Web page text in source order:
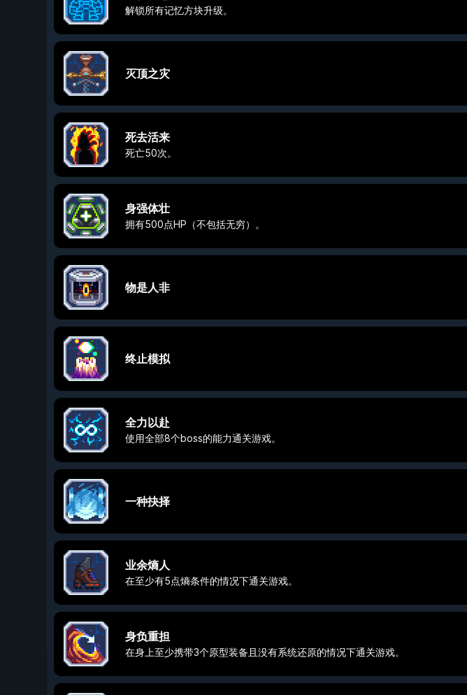
解锁所有记忆方块升级。
灭顶之灾
死去活来
死亡50次。
身强体壮
拥有500点HP（不包括无穷）。
物是人非
终止模拟
全力以赴
使用全部8个boss的能力通关游戏。
一种抉择
业余熵人
在至少有5点熵条件的情况下通关游戏。
身负重担
在身上至少携带3个原型装备且没有系统还原的情况下通关游戏。